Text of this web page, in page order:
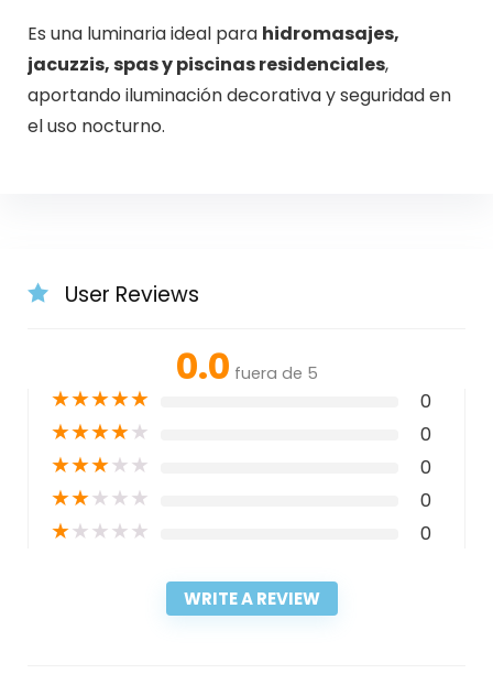
Es una luminaria ideal para hidromasajes,
jacuzzis, spas y piscinas residenciales,
aportando iluminación decorativa y seguridad en
el uso nocturno.
User Reviews
0.0 fuera de 5
★★★★★ 0
★★★★★ 0
★★★★★ 0
★★★★★ 0
★★★★★ 0
WRITE A REVIEW